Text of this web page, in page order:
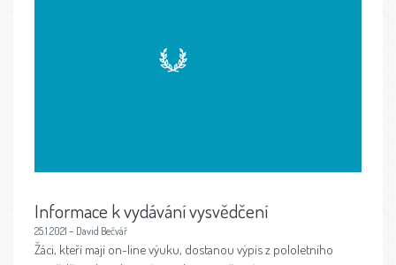
Informace k vydávání vysvědčení
25.1.2021 – David Bečvář
Žáci, kteří mají on-line výuku, dostanou výpis z pololetního